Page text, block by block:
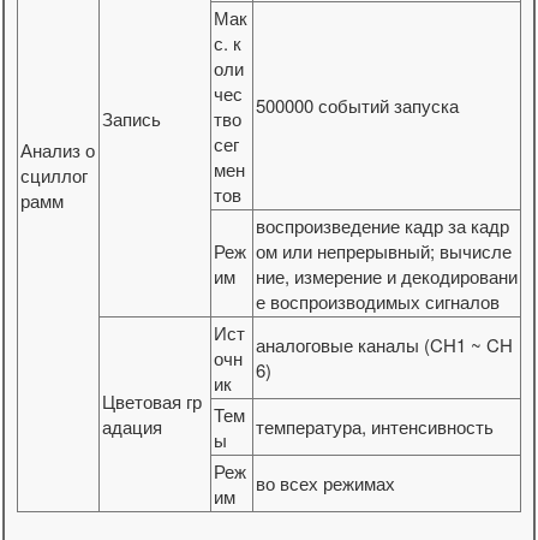
Анализ о
сциллог
рамм
Запись
Мак
с. к
оли
чес
тво
сег
мен
тов
500000 событий запуска
Реж
им
воспроизведение кадр за кадр
ом или непрерывный; вычисле
ние, измерение и декодировани
е воспроизводимых сигналов
Цветовая гр
адация
Ист
очн
ик
аналоговые каналы (CH1 ~ CH
6)
Тем
ы
температура, интенсивность
Реж
им
во всех режимах